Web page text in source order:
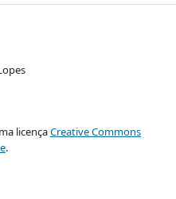
licençaCreative Commons
.